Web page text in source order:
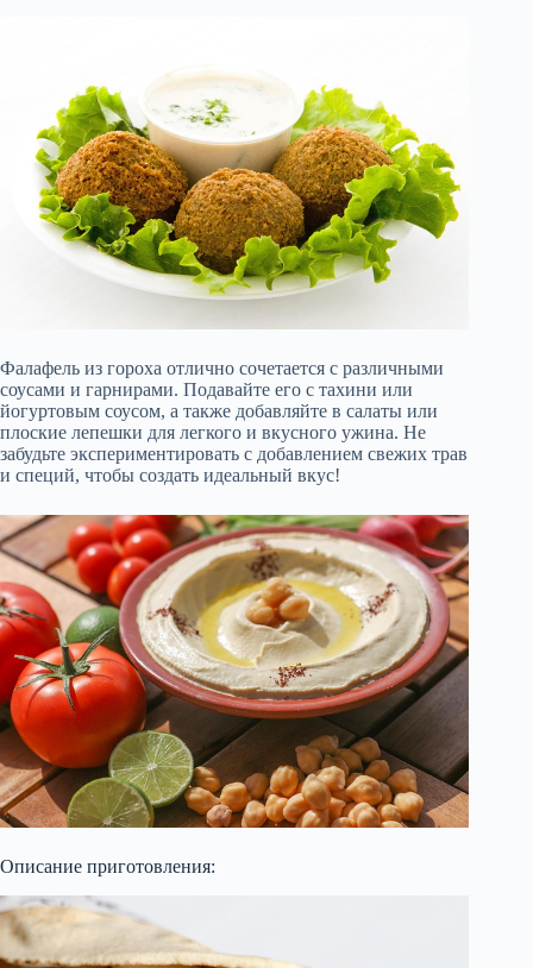
Фалафель из гороха отлично сочетается с различными
соусами и гарнирами. Подавайте его с тахини или
йогуртовым соусом, а также добавляйте в салаты или
плоские лепешки для легкого и вкусного ужина. Не
забудьте экспериментировать с добавлением свежих трав
и специй, чтобы создать идеальный вкус!
Описание приготовления: